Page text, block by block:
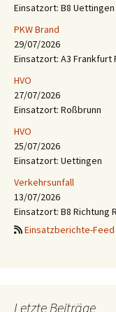
Einsatzort: B8
PKW Brand
29/07/2026
Einsatzort: A3 Frankfurt
HVO
27/07/2026
Einsatzort: Roßbrunn
HVO
25/07/2026
Einsatzort: Uettingen
Verkehrsunfall
13/07/2026
Einsatzort: B8 Richtung
Einsatzberichte-Feed
Letzte Beiträge